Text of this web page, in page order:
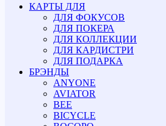
КАРТЫ ДЛЯ
ДЛЯ ФОКУСОВ
ДЛЯ ПОКЕРА
ДЛЯ КОЛЛЕКЦИИ
ДЛЯ КАРДИСТРИ
ДЛЯ ПОДАРКА
БРЭНДЫ
ANYONE
AVIATOR
BEE
BICYCLE